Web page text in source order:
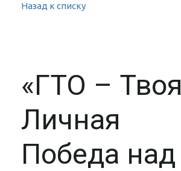
Назад к списку
«ГТО – Твоя
Личная
Победа над